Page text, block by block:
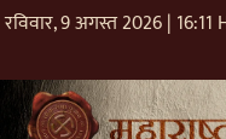
रविवार, 9 अगस्त 2026 | 16:11